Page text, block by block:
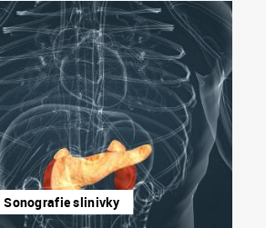
Sonografie slinivky